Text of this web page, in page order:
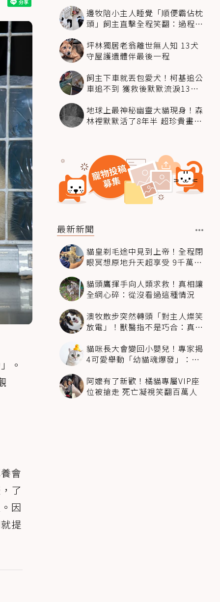
。
會
了
因
提
邊牧陪小主人睡覺「順便霸佔枕
頭」飼主直擊全程笑翻：過程絲
坪林獨居老翁離世無人知 13犬
守屋護遺體伴最後一程
飼主下車就丟包愛犬！柯基追公
車追不到 獲救後默默流淚13萬
地球上最神秘幽靈大貓現身！森
林裡默默活了8年半 超珍貴畫面
最新新聞
貓皇剃毛途中見到上帝！全程閉
眼冥想原地升天超享受 9千萬人
貓頭鷹揮手向人類求救！真相讓
全網心碎：從沒看過這種情況
澳牧散步突然轉頭「對主人燦笑
放電」！獸醫指不是巧合：真相
貓咪長大會變回小嬰兒！專家揭
4可愛舉動「幼貓魂爆發」：本
阿嬤有了新歡！橘貓專屬VIP座
位被搶走 死亡凝視笑翻百萬人